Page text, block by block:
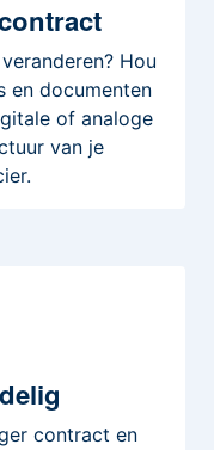
Hou
en documenten
of analoge
van je
contract en